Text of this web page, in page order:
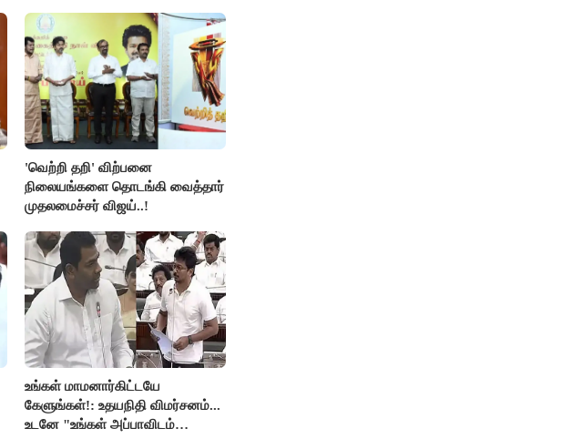
'வெற்றி தறி' விற்பனை
நிலையங்களை தொடங்கி வைத்தார்
முதலமைச்சர் விஜய்..!
உங்கள் மாமனார்கிட்டயே
கேளுங்கள்!: உதயநிதி விமர்சனம்...
உடனே "உங்கள் அப்பாவிடம்